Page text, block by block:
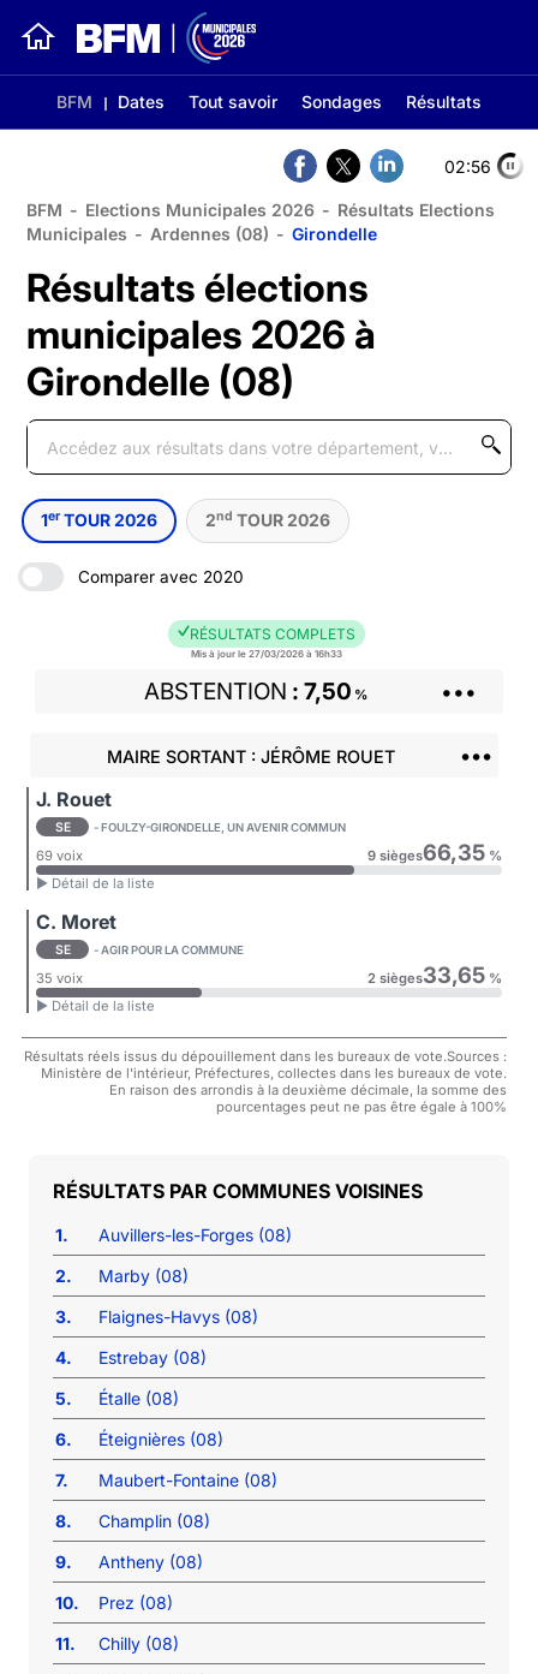
BFM Dates Tout savoir Sondages Résultats
02:56
BFM - Elections Municipales 2026 - Résultats Elections
Municipales - Ardennes (08) - Girondelle
Résultats élections
municipales 2026 à
Girondelle (08)
1er TOUR 2026 2nd TOUR 2026
Comparer avec 2020
RÉSULTATS COMPLETS
Mis à jour le 27/03/2026 à 16h33
ABSTENTION 7,50 % •••
MAIRE SORTANT : JÉRÔME ROUET •••
J. Rouet
SE - FOULZY-GIRONDELLE, UN AVENIR COMMUN
69 voix 9 sièges66,35%
► Détail de la liste
C. Moret
SE - AGIR POUR LA COMMUNE
35 voix 2 sièges33,65%
► Détail de la liste
Résultats réels issus du dépouillement dans les bureaux de vote.Sources :
Ministère de l'intérieur, Préfectures, collectes dans les bureaux de vote.
En raison des arrondis à la deuxième décimale, la somme des
pourcentages peut ne pas être égale à 100%
COMMUNES VOISINES
1.
Auvillers-les-Forges (08)
2.
Marby (08)
3.
Flaignes-Havys (08)
4.
Estrebay (08)
5.
Étalle (08)
6.
Éteignières (08)
7.
Maubert-Fontaine (08)
8.
Champlin (08)
9.
Antheny (08)
10.
Prez (08)
11.
Chilly (08)